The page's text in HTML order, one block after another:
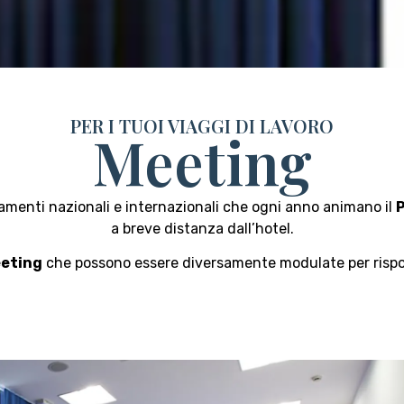
PER I TUOI VIAGGI DI LAVORO
Meeting
nazionali e internazionali che ogni anno animano il
a breve distanza dall’hotel.
che possono essere diversamente modulate per